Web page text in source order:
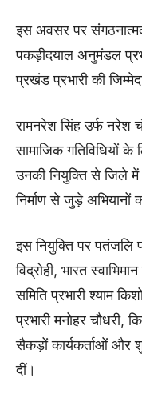
इस अवसर पर
पकड़ीदयाल अनुमंडल
प्रखंड प्रभारी की
रामनरेश सिंह उर्फ
सामाजिक गतिविधियों
उनकी नियुक्ति से जिले
निर्माण से जुड़े अभियानों
इस नियुक्ति पर पतंजलि
विद्रोही, भारत
समिति प्रभारी श्याम
प्रभारी मनोहर चौधरी,
सैकड़ों कार्यकर्ताओं और
दीं।